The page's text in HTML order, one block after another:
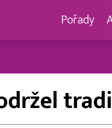
Pořady